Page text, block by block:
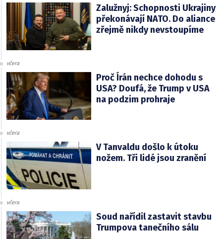
Zalužnyj: Schopnosti Ukrajiny
překonávají NATO. Do aliance
zřejmě nikdy nevstoupíme
včera
Proč Írán nechce dohodu s
USA? Doufá, že Trump v USA
na podzim prohraje
včera
V Tanvaldu došlo k útoku
nožem. Tři lidé jsou zranění
včera
Soud nařídil zastavit stavbu
Trumpova tanečního sálu